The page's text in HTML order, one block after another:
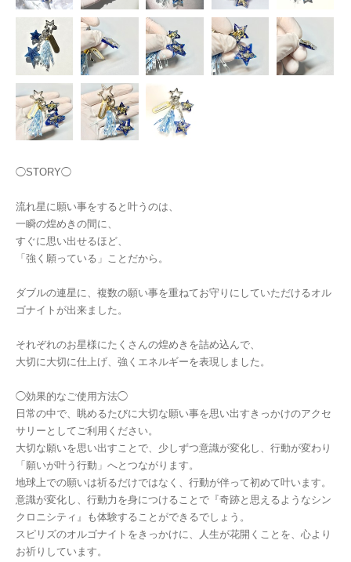
◯STORY◯
流れ星に願い事をすると叶うのは、
一瞬の煌めきの間に、
すぐに思い出せるほど、
「強く願っている」ことだから。
ダブルの連星に、複数の願い事を重ねてお守りにしていただけるオル
ゴナイトが出来ました。
それぞれのお星様にたくさんの煌めきを詰め込んで、
大切に大切に仕上げ、強くエネルギーを表現しました。
◯効果的なご使用方法◯
日常の中で、眺めるたびに大切な願い事を思い出すきっかけのアクセ
サリーとしてご利用ください。
大切な願いを思い出すことで、少しずつ意識が変化し、行動が変わり
「願いが叶う行動」へとつながります。
地球上での願いは祈るだけではなく、行動が伴って初めて叶います。
意識が変化し、行動力を身につけることで『奇跡と思えるようなシン
クロニシティ』も体験することができるでしょう。
スピリズのオルゴナイトをきっかけに、人生が花開くことを、心より
お祈りしています。